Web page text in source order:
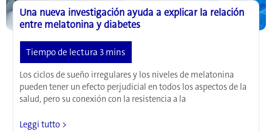
Una nueva investigación ayuda a explicar la relación
entre melatonina y diabetes
Los ciclos de sueño irregulares y los niveles de melatonina
pueden tener un efecto perjudicial en todos los aspectos de la
salud, pero su conexión con la resistencia a la
Una
Leggi tutto >